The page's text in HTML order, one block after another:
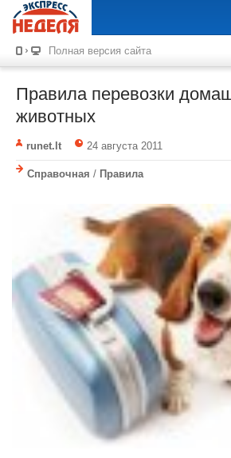
Полная версия сайта
Правила перевозки
животных
runet.lt 24 августа 2011
Справочная / Правила